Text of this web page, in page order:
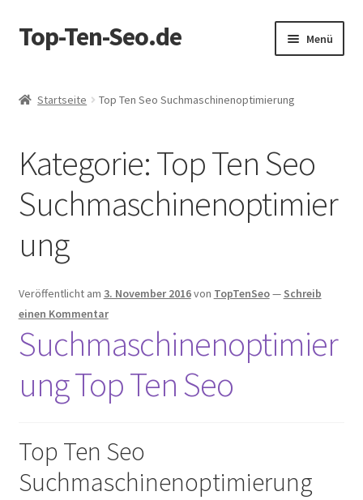
Zur
Navigation
Zum
Inhalt
Top-Ten-Seo.de Menü
Blog
Datenschutz
Datenschutzerklärung
Echtheit von Bewertungen
Erhalten Sie ein GRATIS SEO Audit!
Impressum
Make Lead generating website for your company using
Builders Landing Page.
Startseite Top Ten Seo Suchmaschinenoptimierung
Kategorie:Top Ten Seo
Suchmaschinenoptimier
ung
Veröffentlicht am 3. November 2016von TopTenSeo— Schreib
einen Kommentar
Suchmaschinenoptimier
ung Top Ten Seo
Top Ten Seo
Suchmaschinenoptimierung